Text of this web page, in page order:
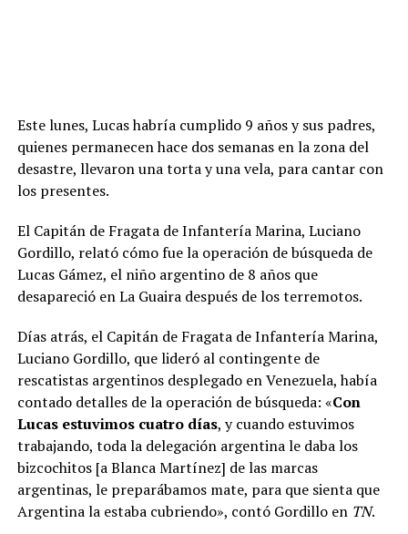
Este lunes, Lucas habría cumplido 9 años y sus padres,
quienes permanecen hace dos semanas en la zona del
desastre, llevaron una torta y una vela, para cantar con
los presentes.
El Capitán de Fragata de Infantería Marina, Luciano
Gordillo, relató cómo fue la operación de búsqueda de
Lucas Gámez, el niño argentino de 8 años que
desapareció en La Guaira después de los terremotos.
Días atrás, el Capitán de Fragata de Infantería Marina,
Luciano Gordillo, que lideró al contingente de
rescatistas argentinos desplegado en Venezuela, había
contado detalles de la operación de búsqueda: «Con
Lucas estuvimos cuatro días, y cuando estuvimos
trabajando, toda la delegación argentina le daba los
bizcochitos [a Blanca Martínez] de las marcas
argentinas, le preparábamos mate, para que sienta que
Argentina la estaba cubriendo», contó Gordillo en TN.